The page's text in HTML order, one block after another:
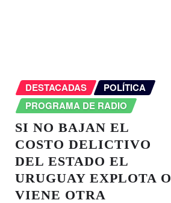
DESTACADAS
POLÍTICA
PROGRAMA DE RADIO
SI NO BAJAN EL
COSTO DELICTIVO
DEL ESTADO EL
URUGUAY EXPLOTA O
VIENE OTRA